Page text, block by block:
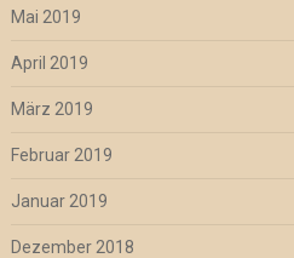
Mai 2019
April 2019
März 2019
Februar 2019
Januar 2019
Dezember 2018